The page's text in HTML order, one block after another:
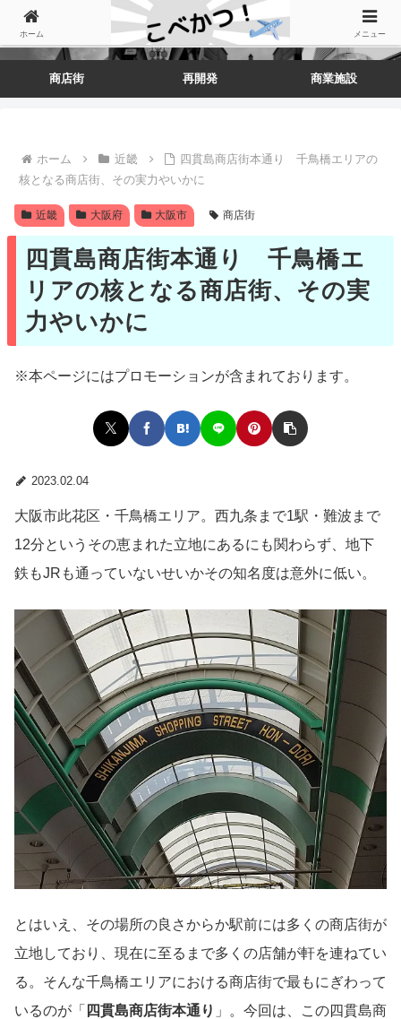
商店街 再開発 商業施設
ホーム 近畿
四貫島商店街本通り 千鳥橋エリアの
核となる商店街、その実力やいかに
近畿 大阪府 大阪市 商店街
四貫島商店街本通り 千鳥橋エ
リアの核となる商店街、その実
力やいかに
※本ページにはプロモーションが含まれております。
2023.02.04
大阪市此花区・千鳥橋エリア。西九条まで1駅・難波まで
12分というその恵まれた立地にあるにも関わらず、地下
鉄もJRも通っていないせいかその知名度は意外に低い。
とはいえ、その場所の良さからか駅前には多くの商店街が
立地しており、現在に至るまで多くの店舗が軒を連ねてい
る。そんな千鳥橋エリアにおける商店街で最もにぎわって
いるのが「 四貫島商店街本通り 」。今回は、この四貫島商
ホーム メニュー